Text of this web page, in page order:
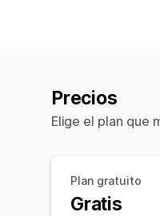
Precios
Elige el plan que
Plan gratuito
Gratis